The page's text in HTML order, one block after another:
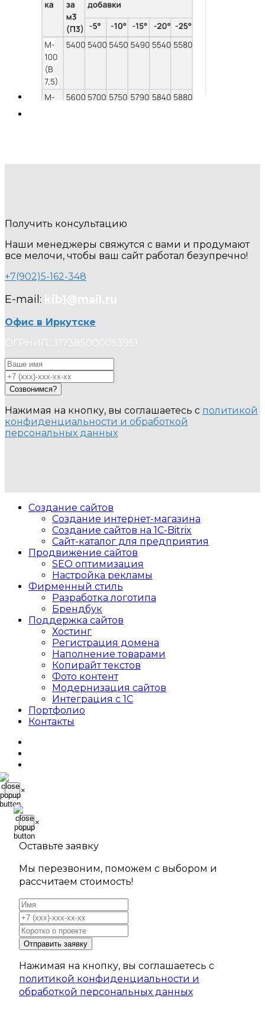
Получить консультацию
Наши менеджеры свяжутся с вами и продумают
все мелочи, чтобы ваш сайт работал безупречно!
+7(902)5-162-348
E-mail: kib1@mail.ru
Офис в Иркутске
ОГРНИП: 317385000053951
Созвонимся?
Нажимая на кнопку, вы соглашаетесь с политикой
конфиденциальности и обработкой
персональных данных
Создание сайтов
Создание интернет-магазина
Создание сайтов на 1C-Bitrix
Сайт-каталог для предприятия
Продвижение сайтов
SEO оптимизация
Настройка рекламы
Фирменный стиль
Разработка логотипа
Брендбук
Поддержка сайтов
Хостинг
Регистрация домена
Наполнение товарами
Копирайт текстов
Фото контент
Модернизация сайтов
Интеграция с 1С
Портфолио
Контакты
×
×
Оставьте заявку
Мы перезвоним, поможем с выбором и
рассчитаем стоимость!
Отправить заявку
Нажимая на кнопку, вы соглашаетесь с
политикой конфиденциальности и
обработкой персональных данных